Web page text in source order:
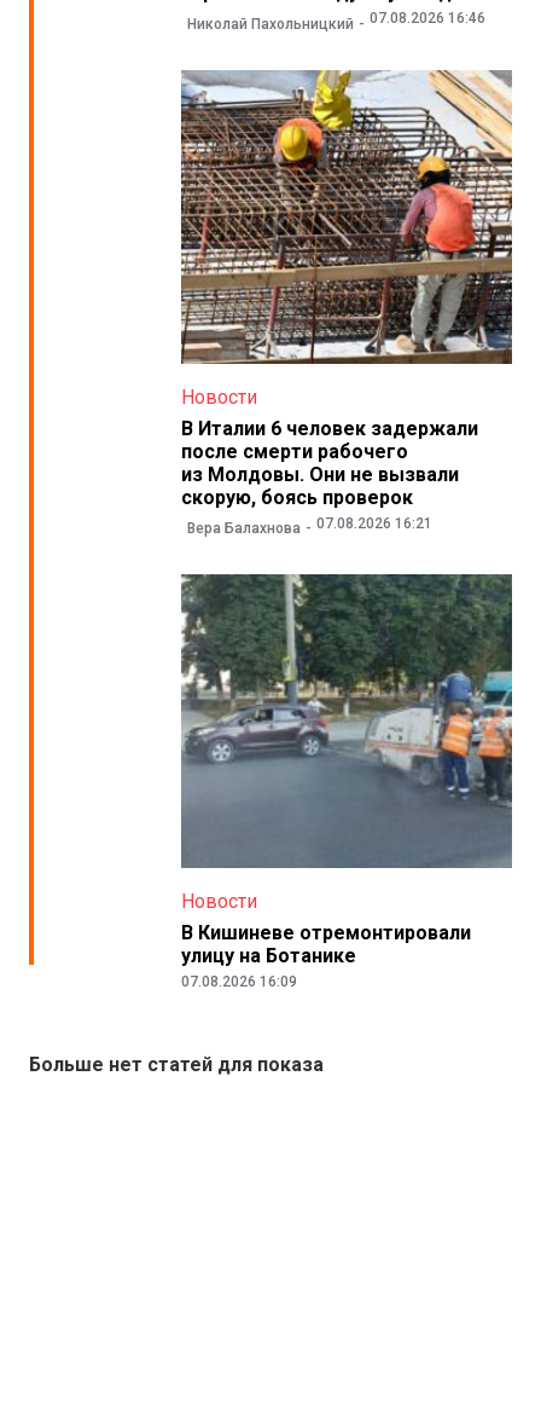
Николай Пахольницкий 07.08.2026 16:46
Новости
В Италии 6 человек задержали
после смерти рабочего
из Молдовы. Они не вызвали
скорую, боясь проверок
Вера Балахнова 07.08.2026 16:21
Новости
В Кишиневе отремонтировали
улицу на Ботанике
07.08.2026 16:09
Больше нет статей для показа